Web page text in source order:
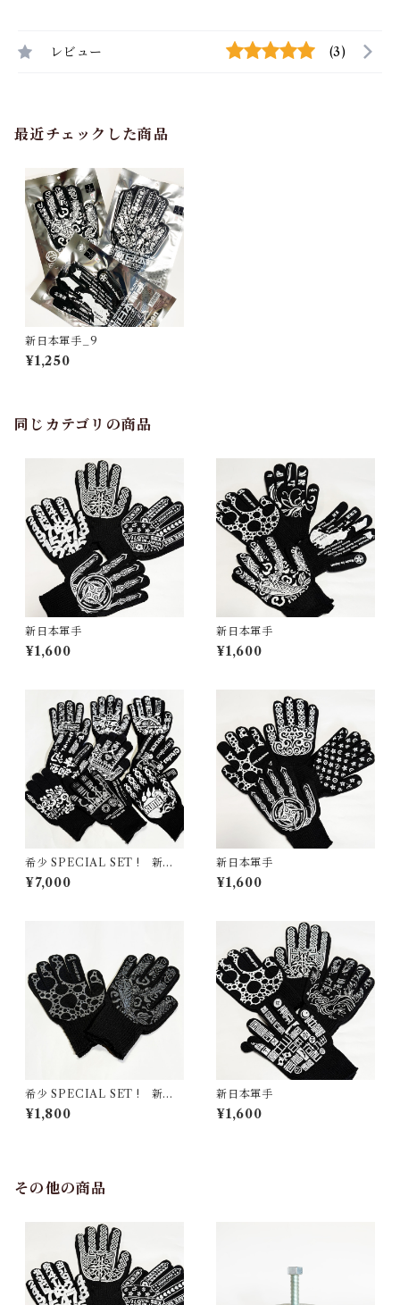
レビュー (3)
最近チェックした商品
新日本軍手_9
¥1,250
同じカテゴリの商品
新日本軍手
¥1,600
新日本軍手
¥1,600
希少 SPECIAL SET ! 新日
本軍手コラボ ラスト9双セッ
ト
¥7,000
新日本軍手
¥1,600
希少 SPECIAL SET ! 新日
本軍手シルバー ラスト2双セ
ット
¥1,800
新日本軍手
¥1,600
その他の商品